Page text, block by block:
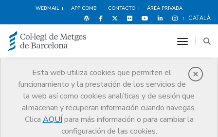
WEBMAIL APP COMB CONTACTO ÁREA PRIVADA
CATALÀ
Esta web utiliza cookies que permiten el
funcionamiento y la prestación de los servicios de
la web así como cookies analíticas y de sesión que
almacenan y recuperan información cuando navegas.
Clica AQUÍ para más información o para cambiar la
configuración de las cookies.
toggle
Noticias
Comunicación
Noticias
El CCMC apoya a los futuros médicos MIR en su demanda de un
sistema de elección “en tiempo real” de las plazas de formación
especializada